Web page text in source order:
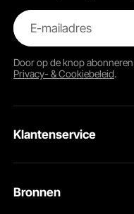
E-mailadres
Door op de knopabonneren
Privacy- & Cookiebeleid.
Klantenservice
Retourneren en vervangingen
Bronnen